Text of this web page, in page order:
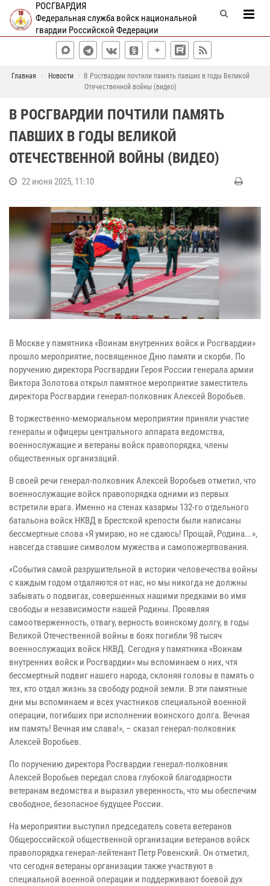
РОСГВАРДИЯ
Федеральная служба войск национальной
гвардии Российской Федерации
Главная Новости
В Росгвардии почтили память павших в годы Великой
Отечественной войны (видео)
В РОСГВАРДИИ ПОЧТИЛИ ПАМЯТЬ
ПАВШИХ В ГОДЫ ВЕЛИКОЙ
ОТЕЧЕСТВЕННОЙ ВОЙНЫ (ВИДЕО)
22 июня 2025, 11:10
В Москве у памятника «Воинам внутренних войск и Росгвардии»
прошло мероприятие, посвященное Дню памяти и скорби. По
поручению директора Росгвардии Героя России генерала армии
Виктора Золотова открыл памятное мероприятие заместитель
директора Росгвардии генерал-полковник Алексей Воробьев.
В торжественно-мемориальном мероприятии приняли участие
генералы и офицеры центрального аппарата ведомства,
военнослужащие и ветераны войск правопорядка, члены
общественных организаций.
В своей речи генерал-полковник Алексей Воробьев отметил, что
военнослужащие войск правопорядка одними из первых
встретили врага. Именно на стенах казармы 132-го отдельного
батальона войск НКВД в Брестской крепости были написаны
бессмертные слова «Я умираю, но не сдаюсь! Прощай, Родина...»,
навсегда ставшие символом мужества и самопожертвования.
«События самой разрушительной в истории человечества войны
с каждым годом отдаляются от нас, но мы никогда не должны
забывать о подвигах, совершенных нашими предками во имя
свободы и независимости нашей Родины. Проявляя
самоотверженность, отвагу, верность воинскому долгу, в годы
Великой Отечественной войны в боях погибли 98 тысяч
военнослужащих войск НКВД. Сегодня у памятника «Воинам
внутренних войск и Росгвардии» мы вспоминаем о них, чтя
бессмертный подвиг нашего народа, склоняя головы в память о
тех, кто отдал жизнь за свободу родной земли. В эти памятные
дни мы вспоминаем и всех участников специальной военной
операции, погибших при исполнении воинского долга. Вечная
им память! Вечная им слава!», – сказал генерал-полковник
Алексей Воробьев.
По поручению директора Росгвардии генерал-полковник
Алексей Воробьев передал слова глубокой благодарности
ветеранам ведомства и выразил уверенность, что мы обеспечим
свободное, безопасное будущее России.
На мероприятии выступил председатель совета ветеранов
Общероссийской общественной организации ветеранов войск
правопорядка генерал-лейтенант Петр Ровенский. Он отметил,
что сегодня ветераны организации также участвуют в
специальной военной операции и поддерживают боевой дух